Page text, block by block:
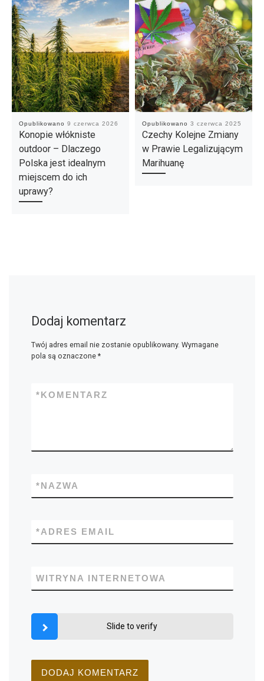
Opublikowano 9 czerwca 2026
Konopie włókniste
outdoor – Dlaczego
Polska jest idealnym
miejscem do ich
uprawy?
Opublikowano 3 czerwca 2025
Czechy Kolejne Zmiany
w Prawie Legalizującym
Marihuanę
Dodaj komentarz
Twój adres email nie zostanie opublikowany. Wymagane
pola są oznaczone *
KOMENTARZ
*
NAZWA
*
ADRES EMAIL
*
WITRYNA INTERNETOWA
Slide to verify